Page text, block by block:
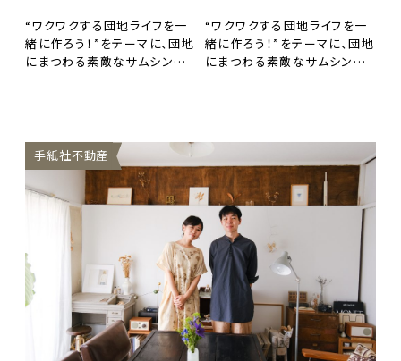
“ワクワクする団地ライフを一
緒に作ろう！”をテーマに、団地
にまつわる素敵なサムシング
“ワクワクする団地ライフを一
緒に作ろう！”をテーマに、団地
にまつわる素敵なサムシング
手紙社不動産